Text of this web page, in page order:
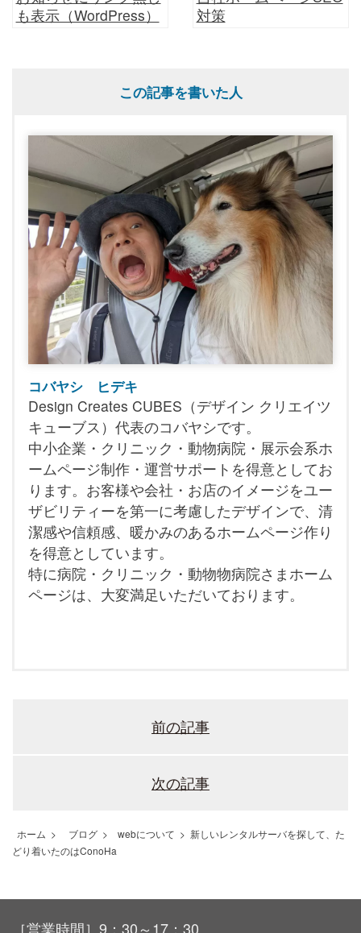
も表示（WordPress）
対策
この記事を書いた人
コバヤシ ヒデキ
Design Creates CUBES（デザイン クリエイツ
キューブス）代表のコバヤシです。
中小企業・クリニック・動物病院・展示会系ホ
ームページ制作・運営サポートを得意としてお
ります。お客様や会社・お店のイメージをユー
ザビリティーを第一に考慮したデザインで、清
潔感や信頼感、暖かみのあるホームページ作り
を得意としています。
特に病院・クリニック・動物物病院さまホーム
ページは、大変満足いただいております。
前の記事
次の記事
ホーム > ブログ > webについて > 新しいレンタルサーバを探して、た
どり着いたのはConoHa
［営業時間］9：30～17：30